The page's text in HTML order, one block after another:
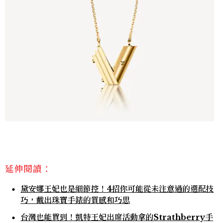
延伸閱讀：
黛安娜王妃也是細節控！4招你可能從未注意過的選配技
巧，戴出珠寶手錶的質感和巧思
台灣也能買到！凱特王妃出席活動拿的Strathberry手